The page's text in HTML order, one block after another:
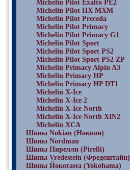
Michelin Pilot Exalto PE2
Michelin Pilot HX MXM
Michelin Pilot Preceda
Michelin Pilot Primacy
Michelin Pilot Primacy G1
Michelin Pilot Sport
Michelin Pilot Sport PS2
Michelin Pilot Sport PS2 ZP
Michelin Primacy Alpin A3
Michelin Primacy HP
Michelin Primacy HP DT1
Michelin X-Ice
Michelin X-Ice 2
Michelin X-Ice North
Michelin X-Ice North XIN2
Michelin XCA
Шины Nokian (Нокиан)
Шины Nordman
Шины Пирелли (Pirelli)
Шины Vredestein (Фредештайн)
Шины Йокогама (Yokohama)